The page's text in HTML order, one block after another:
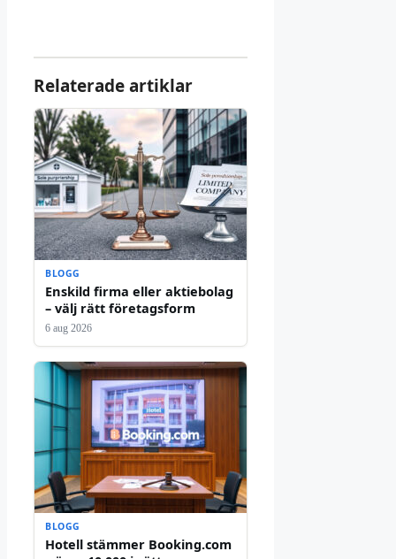
Relaterade artiklar
BLOGG
Enskild firma eller aktiebolag
– välj rätt företagsform
6 aug 2026
BLOGG
Hotell stämmer Booking.com